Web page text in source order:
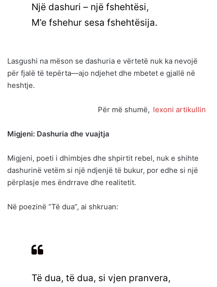
Një dashuri – një fshehtësi,
M’e fshehur sesa fshehtësija.
Lasgushi na mëson se dashuria e vërtetë nuk ka nevojë
për fjalë të tepërta—ajo ndjehet dhe mbetet e gjallë në
heshtje.
Për më shumë, lexoni artikullin
Migjeni: Dashuria dhe vuajtja
Migjeni, poeti i dhimbjes dhe shpirtit rebel, nuk e shihte
dashurinë vetëm si një ndjenjë të bukur, por edhe si një
përplasje mes ëndrrave dhe realitetit.
Në poezinë “Të dua”, ai shkruan:
Të dua, të dua, si vjen pranvera,